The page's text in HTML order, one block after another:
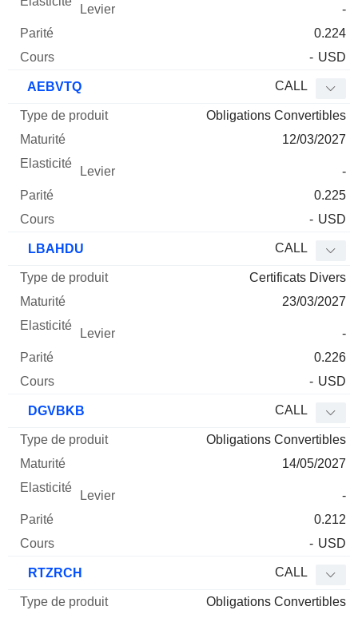
-
0.224
- USD
AEBVTQ CALL
Obligations Convertibles
12/03/2027
-
0.225
- USD
LBAHDU CALL
Certificats Divers
23/03/2027
-
0.226
- USD
DGVBKB CALL
Obligations Convertibles
14/05/2027
-
0.212
- USD
RTZRCH CALL
Obligations Convertibles